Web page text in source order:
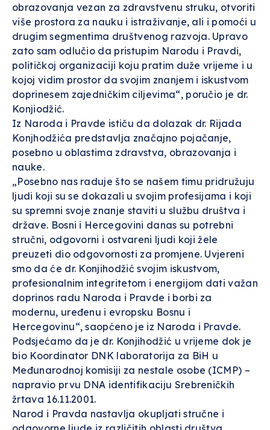
obrazovanja vezan za zdravstvenu struku, otvoriti
više prostora za nauku i istraživanje, ali i pomoći u
drugim segmentima društvenog razvoja. Upravo
zato sam odlučio da pristupim Narodu i Pravdi,
političkoj organizaciji koju pratim duže vrijeme i u
kojoj vidim prostor da svojim znanjem i iskustvom
doprinesem zajedničkim ciljevima“, poručio je dr.
Konjiodžić.
Iz Naroda i Pravde ističu da dolazak dr. Rijada
Konjhodžića predstavlja značajno pojačanje,
posebno u oblastima zdravstva, obrazovanja i
nauke.
„Posebno nas raduje što se našem timu pridružuju
ljudi koji su se dokazali u svojim profesijama i koji
su spremni svoje znanje staviti u službu društva i
države. Bosni i Hercegovini danas su potrebni
stručni, odgovorni i ostvareni ljudi koji žele
preuzeti dio odgovornosti za promjene. Uvjereni
smo da će dr. Konjihodžić svojim iskustvom,
profesionalnim integritetom i energijom dati važan
doprinos radu Naroda i Pravde i borbi za
modernu, uređenu i evropsku Bosnu i
Hercegovinu“, saopćeno je iz Naroda i Pravde.
Podsjećamo da je dr. Konjihodžić u vrijeme dok je
bio Koordinator DNK laboratorija za BiH u
Međunarodnoj komisiji za nestale osobe (ICMP) –
napravio prvu DNA identifikaciju Srebreničkih
žrtava 16.11.2001.
Narod i Pravda nastavlja okupljati stručne i